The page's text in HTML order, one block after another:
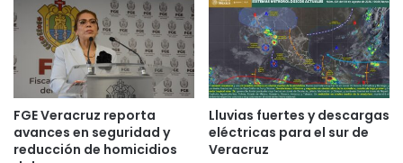
FGE Veracruz reporta
avances en seguridad y
reducción de homicidios
Lluvias fuertes y descargas
eléctricas para el sur de
Veracruz